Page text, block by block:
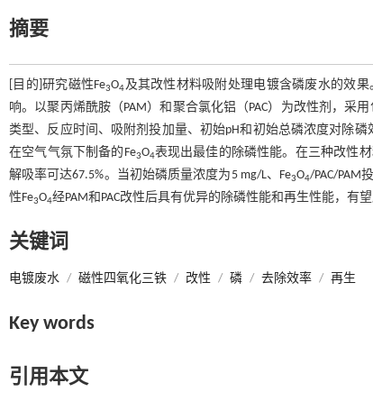
摘要
[目的]研究磁性Fe3O4及其改性材料吸附处理电镀含磷废水的效
响。以聚丙烯酰胺（PAM）和聚合氯化铝（PAC）为改性剂，采
类型、反应时间、吸附剂投加量、初始pH和初始总磷浓度对除磷
在空气气氛下制备的Fe3O4表现出最佳的除磷性能。在三种改性材
解吸率可达67.5%。当初始磷质量浓度为5 mg/L、Fe3O4/PAC/PAM
性Fe3O4经PAM和PAC改性后具有优异的除磷性能和再生性能，有
关键词
电镀废水 / 磁性四氧化三铁 / 改性 / 磷 / 去除效率 / 再生
Key words
引用本文